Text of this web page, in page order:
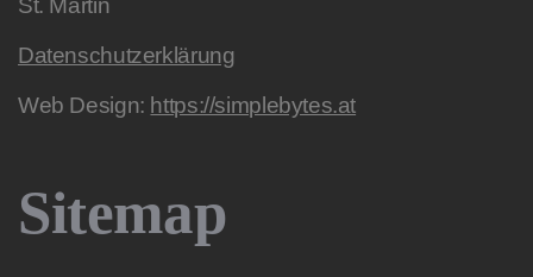
St. Martin
Datenschutzerklärung
Web Design: https://simplebytes.at
Sitemap